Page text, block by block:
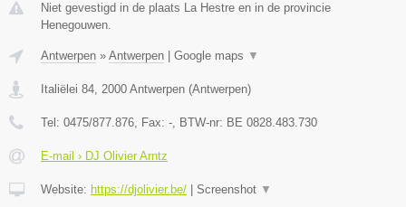
Niet gevestigd in de plaats La Hestre en in de provincie
Henegouwen.
Antwerpen » Antwerpen Google maps ▼
Italiëlei 84, 2000 Antwerpen (Antwerpen)
Tel: 0475/877.876, Fax: -, BTW-nr: BE 0828.483.730
E-mail › DJ Olivier Arntz
Website: https://djolivier.be/ Screenshot ▼